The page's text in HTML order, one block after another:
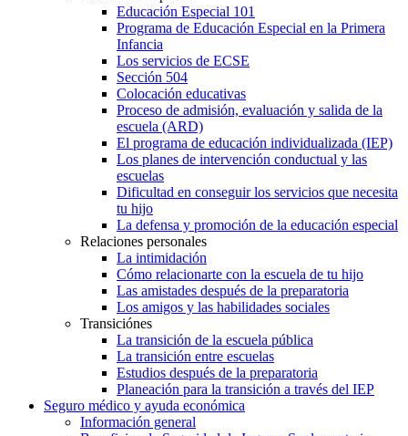
Educación Especial 101
Programa de Educación Especial en la Primera
Infancia
Los servicios de ECSE
Sección 504
Colocación educativas
Proceso de admisión, evaluación y salida de la
escuela (ARD)
El programa de educación individualizada (IEP)
Los planes de intervención conductual y las
escuelas
Dificultad en conseguir los servicios que necesita
tu hijo
La defensa y promoción de la educación especial
Relaciones personales
La intimidación
Cómo relacionarte con la escuela de tu hijo
Las amistades después de la preparatoria
Los amigos y las habilidades sociales
Transiciónes
La transición de la escuela pública
La transición entre escuelas
Estudios después de la preparatoria
Planeación para la transición a través del IEP
Seguro médico y ayuda económica
Información general